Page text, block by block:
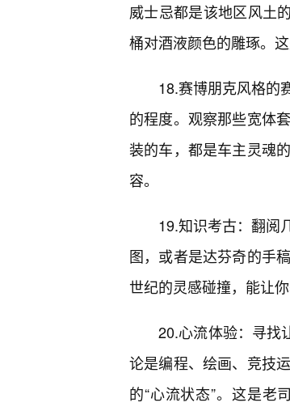
威士忌都是该地区风土
桶对酒液颜色的雕琢。
18.赛博朋克风格的
的程度。观察那些宽体
装的车，都是车主灵魂
容。
19.知识考古：翻阅
图，或者是达芬奇的手
世纪的灵感碰撞，能让
20.心流体验：寻找
论是编程、绘画、竞技
的“心流状态”。这是